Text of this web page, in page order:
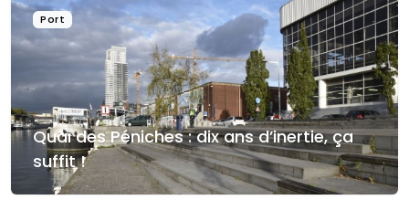
Port
Quai des Péniches : dix ans d’inertie, ça
suffit !